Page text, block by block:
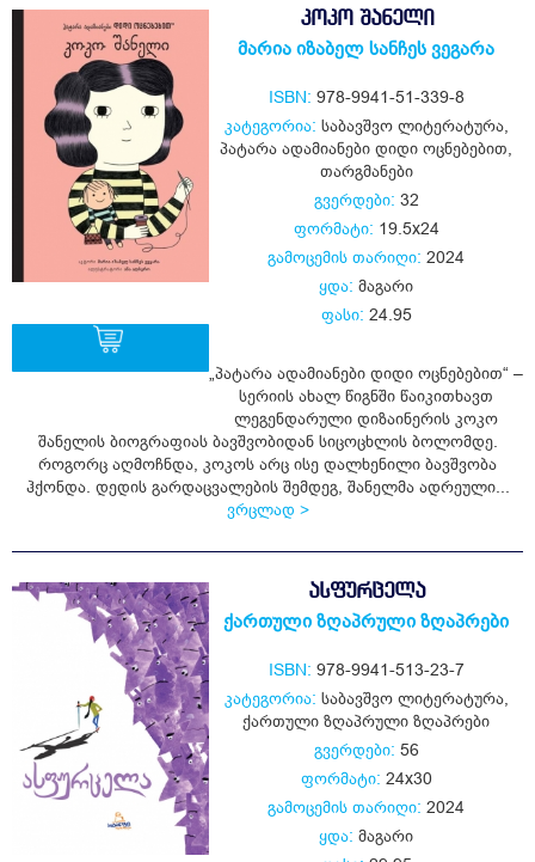
ᲙᲝᲙᲝ ᲨᲐᲜᲔᲚᲘ
მარია იზაბელ სანჩეს ვეგარა
ISBN: 978-9941-51-339-8
კატეგორია: საბავშვო ლიტერატურა,
პატარა ადამიანები დიდი ოცნებებით
თარგმანები
გვერდები: 32
ფორმატი: 19.5x24
გამოცემის თარიღი: 2024
ყდა: მაგარი
ფასი: 24.95
„პატარა ადამიანები დიდი ოცნებებით“ –
სერიის ახალ წიგნში წაიკითხავთ
ლეგენდარული დიზაინერის კოკო
შანელის ბიოგრაფიას ბავშვობიდან სიცოცხლის ბოლომდე.
როგორც აღმოჩნდა, კოკოს არც ისე დალხენილი ბავშვობა
ჰქონდა. დედის გარდაცვალების შემდეგ, შანელმა ადრეული...
ვრცლად >
ᲐᲡᲤᲣᲠᲪᲔᲚᲐ
ქართული ზღაპრული ზღაპრები
ISBN: 978-9941-513-23-7
კატეგორია: საბავშვო ლიტერატურა,
ქართული ზღაპრული ზღაპრები
გვერდები: 56
ფორმატი: 24x30
გამოცემის თარიღი: 2024
ყდა: მაგარი